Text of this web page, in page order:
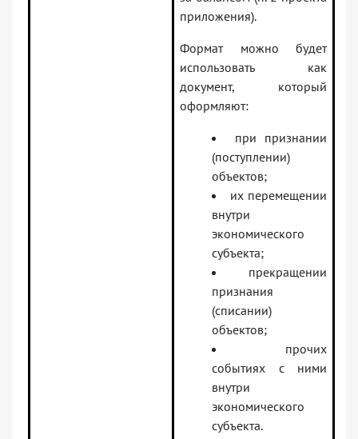
приложения).
Формат можно будет
использовать как
документ, который
оформляют:
при признании
(поступлении)
объектов;
их перемещении
внутри
экономического
субъекта;
прекращении
признания
(списании)
объектов;
прочих
событиях с ними
внутри
экономического
субъекта.